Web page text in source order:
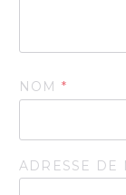
L
E
NOM *
ADRESSE DE